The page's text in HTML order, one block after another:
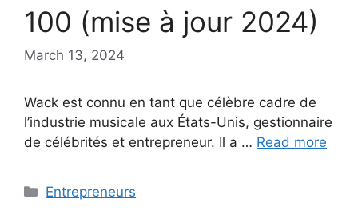
100 (mise à jour 2024)
March 13, 2024
Wack est connu en tant que célèbre cadre de
l’industrie musicale aux États-Unis, gestionnaire
de célébrités et entrepreneur. Il a … Read more
Categories
Entrepreneurs